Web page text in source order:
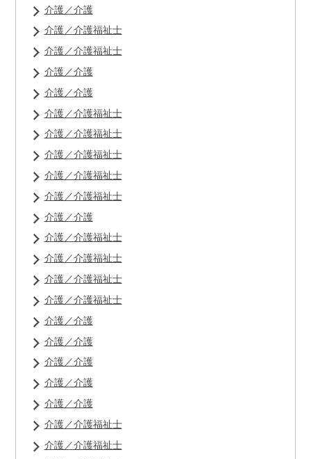
介護／介護
介護／介護福祉士
介護／介護福祉士
介護／介護
介護／介護
介護／介護福祉士
介護／介護福祉士
介護／介護福祉士
介護／介護福祉士
介護／介護福祉士
介護／介護
介護／介護福祉士
介護／介護福祉士
介護／介護福祉士
介護／介護福祉士
介護／介護
介護／介護
介護／介護
介護／介護
介護／介護
介護／介護福祉士
介護／介護福祉士